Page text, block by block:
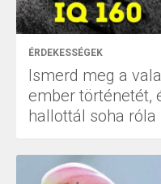
ÉRDEKESSÉGEK
Ismerd meg a
ember történetét,
hallottál soha róla